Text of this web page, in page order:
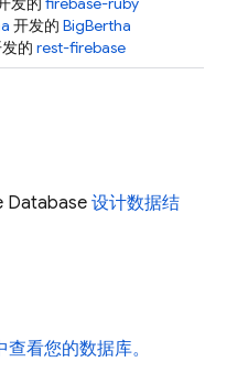
开发的 BigBertha
的 rest-firebase
Database设计数据结
看您的数据库。